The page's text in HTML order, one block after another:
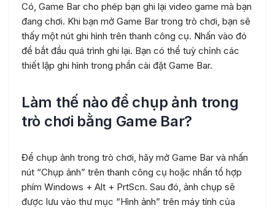
Có, Game Bar cho phép bạn ghi lại video game mà bạn
đang chơi. Khi bạn mở Game Bar trong trò chơi, bạn sẽ
thấy một nút ghi hình trên thanh công cụ. Nhấn vào đó
để bắt đầu quá trình ghi lại. Bạn có thể tuỳ chỉnh các
thiết lập ghi hình trong phần cài đặt Game Bar.
Làm thế nào để chụp ảnh trong
trò chơi bằng Game Bar?
Để chụp ảnh trong trò chơi, hãy mở Game Bar và nhấn
nút “Chụp ảnh” trên thanh công cụ hoặc nhấn tổ hợp
phím Windows + Alt + PrtScn. Sau đó, ảnh chụp sẽ
được lưu vào thư mục “Hình ảnh” trên máy tính của